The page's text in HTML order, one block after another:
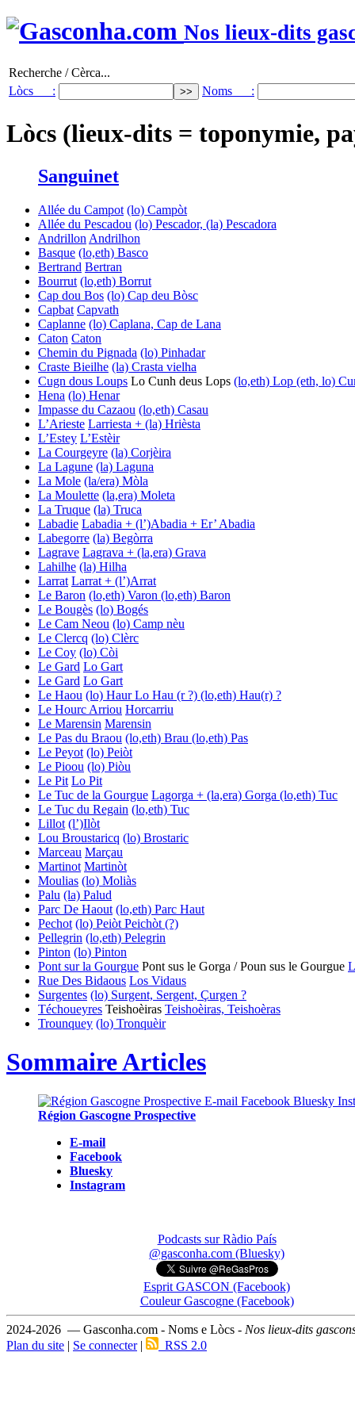
Nos lieux-dits
Recherche / Cèrca...
Lòcs :
Noms :
Lòcs (lieux-dits = toponymie,
Sanguinet
Allée du Campot (lo) Campòt
Allée du Pescadou (lo) Pescador, (la) Pescadora
Andrillon Andrilhon
Basque (lo,eth) Basco
Bertrand Bertran
Bourrut (lo,eth) Borrut
Cap dou Bos (lo) Cap deu Bòsc
Capbat Capvath
Caplanne (lo) Caplana, Cap de Lana
Caton Caton
Chemin du Pignada (lo) Pinhadar
Craste Bieilhe (la) Crasta vielha
Cugn dous Loups Lo Cunh deus Lops (lo,eth) Lop (eth, lo)
Hena (lo) Henar
Impasse du Cazaou (lo,eth) Casau
L’Arieste Larriesta + (la) Hrièsta
L’Estey L’Estèir
La Courgeyre (la) Corjèira
La Lagune (la) Laguna
La Mole (la/era) Mòla
La Moulette (la,era) Moleta
La Truque (la) Truca
Labadie Labadia + (l’)Abadia + Er’ Abadia
Labegorre (la) Begòrra
Lagrave Lagrava + (la,era) Grava
Lahilhe (la) Hilha
Larrat Larrat + (l’)Arrat
Le Baron (lo,eth) Varon (lo,eth) Baron
Le Bougès (lo) Bogés
Le Cam Neou (lo) Camp nèu
Le Clercq (lo) Clèrc
Le Coy (lo) Còi
Le Gard Lo Gart
Le Gard Lo Gart
Le Haou (lo) Haur Lo Hau (r ?) (lo,eth) Hau(r) ?
Le Hourc Arriou Horcarriu
Le Marensin Marensin
Le Pas du Braou (lo,eth) Brau (lo,eth) Pas
Le Peyot (lo) Peiòt
Le Pioou (lo) Piòu
Le Pit Lo Pit
Le Tuc de la Gourgue Lagorga + (la,era) Gorga (lo,eth) Tuc
Le Tuc du Regain (lo,eth) Tuc
Lillot (l’)Ilòt
Lou Broustaricq (lo) Brostaric
Marceau Marçau
Martinot Martinòt
Moulias (lo) Moliàs
Palu (la) Palud
Parc De Haout (lo,eth) Parc Haut
Pechot (lo) Peiòt Peichòt (?)
Pellegrin (lo,eth) Pelegrin
Pinton (lo) Pinton
Pont sur la Gourgue Pont sus le Gorga / Poun sus le Gourgue
Rue Des Bidaous Los Vidaus
Surgentes (lo) Surgent, Sergent, Çurgen ?
Téchoueyres Teishoèiras Teishoèiras, Teishoèras
Trounquey (lo) Tronquèir
Sommaire Articles
Région Gascogne Prospective
E-mail
Facebook
Bluesky
Instagram
Podcasts sur Ràdio País
@gasconha.com (Bluesky)
Esprit GASCON (Facebook)
Couleur Gascogne (Facebook)
2024-2026 — Gasconha.com - Noms e Lòcs - Nos lieux-dits
Plan du site | Se connecter| RSS 2.0